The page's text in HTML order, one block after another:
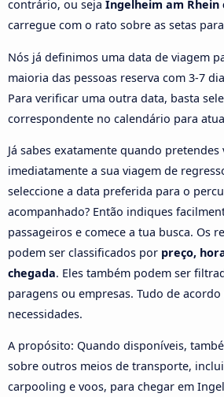
contrário, ou seja Ingelheim am Rhein
carregue com o rato sobre as setas
Nós já definimos uma data de viagem
maioria das pessoas reserva com 3-7
Para verificar uma outra data, basta
correspondente no calendário para
Já sabes exatamente quando
imediatamente a sua viagem de
seleccione a data preferida para o
acompanhado? Então indiques
passageiros e comece a tua busca. Os
podem ser classificados por preço,
chegada. Eles também podem ser
paragens ou empresas. Tudo de
necessidades.
A propósito: Quando disponíveis,
sobre outros meios de transporte,
carpooling e voos, para chegar em